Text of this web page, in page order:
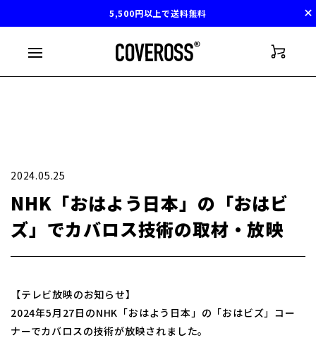
5,500円以上で送料無料
2024.05.25
NHK「おはよう日本」の「おはビ
ズ」でカバロス技術の取材・放映
【テレビ放映のお知らせ】
2024年5月27日のNHK「おはよう日本」の「おはビズ」コー
ナーでカバロスの技術が放映されました。